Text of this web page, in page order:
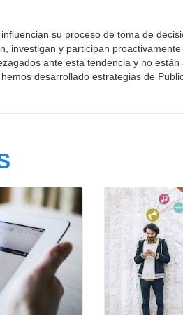
su proceso de toma de
investigan y participan
ante esta tendencia y no
desarrollado estrategias de